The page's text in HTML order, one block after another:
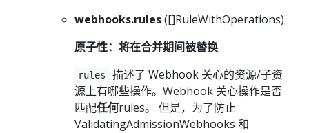
webhooks.rules([]RuleWithOperations)
原子性：将在合并期间被替换
rules
描述了 Webhook 关心的资源/子资
源上有哪些操作。Webhook 关心操作是否
匹配任何rules。 但是，为了防止
ValidatingAdmissionWebhooks 和